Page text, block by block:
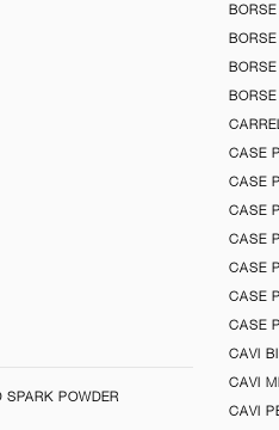
SPARK POWDER
CASE
CASE
CASE
CASE
CASE
CASE
CASE
CAVI
CAVI
CAVI